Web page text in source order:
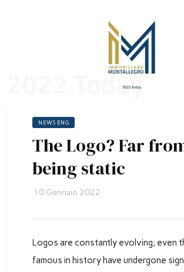
NEWS ENG
The Logo? Far
being static
10 Gennaio 2022
Logos are constantly evolving; even
famous in history have undergone